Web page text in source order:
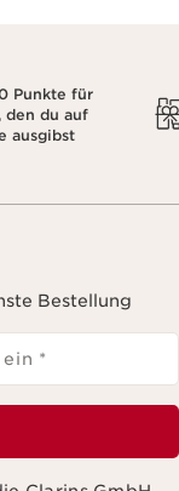
Punkte für
den du auf
ausgibst
Bestellung
*